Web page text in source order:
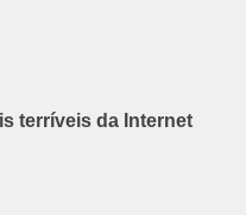
terríveis da Internet